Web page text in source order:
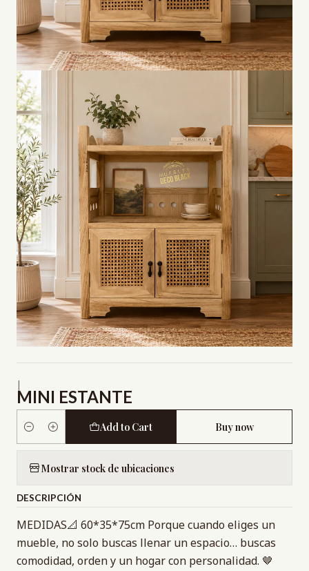
|
MINI ESTANTE
Quantity
Add to Cart Buy now
Mostrar stock de ubicaciones
DESCRIPCIÓN
MEDIDAS📐 60*35*75cm Porque cuando eliges un
mueble, no solo buscas llenar un espacio… buscas
comodidad, orden y un hogar con personalidad. 🤎